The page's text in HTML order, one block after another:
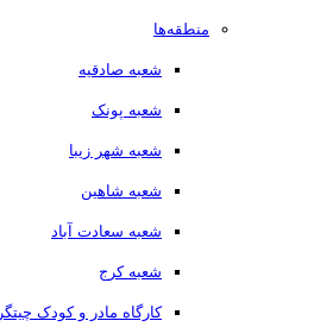
منطقه‌ها
شعبه صادقیه
شعبه پونک
شعبه شهر زیبا
شعبه شاهین
شعبه سعادت آباد
شعبه کرج
کارگاه مادر و کودک چیتگر